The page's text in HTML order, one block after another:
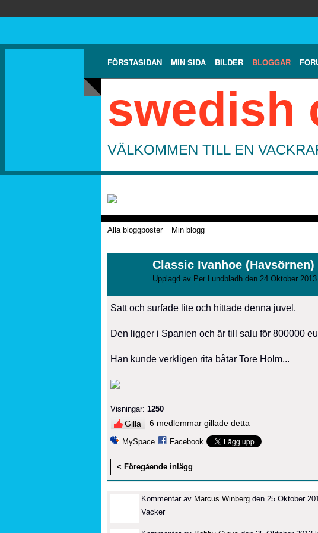
FÖRSTASIDAN MIN SIDA BILDER BLOGGAR
swedish
VÄLKOMMEN TILL EN
Alla bloggposter Min blogg
Classic Ivanhoe (Havsörnen)
Upplagd av Per Lundbladh den 24 Oktober
Satt och surfade lite och hittade denna juvel.
Den ligger i Spanien och är till salu för 800000
Han kunde verkligen rita båtar Tore Holm...
Visningar: 1250
Gilla 6 medlemmar gillade detta
MySpace Facebook
< Föregående inlägg
Kommentar av Marcus Winberg den 25 Oktober
Vacker